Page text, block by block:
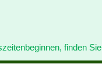
finden